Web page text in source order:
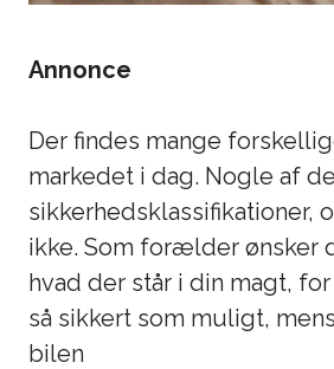
Annonce
Der findes mange
markedet i dag. Nogle af
sikkerhedsklassifikationer,
ikke. Som forælder ønsker
hvad der står i din magt,
så sikkert som muligt,
bilen